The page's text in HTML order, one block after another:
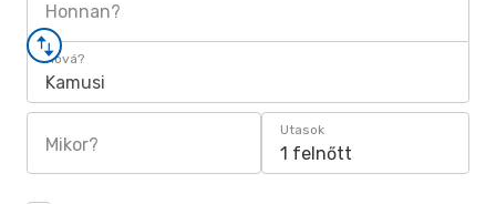
Honnan?
Hová?
Kamusi
Mikor?
Utasok
1 felnőtt